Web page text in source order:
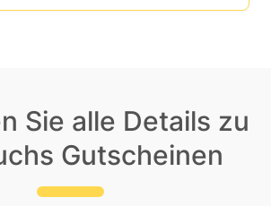
Sie alle Details zu
Gutscheinen